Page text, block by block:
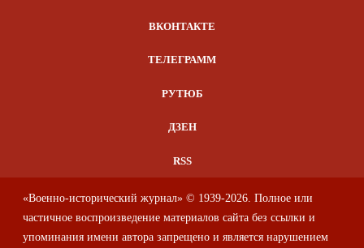
ВКОНТАКТЕ
ТЕЛЕГРАММ
РУТЮБ
ДЗЕН
RSS
«Военно-исторический журнал» © 1939-2026. Полное или
частичное воспроизведение материалов сайта без ссылки и
упоминания имени автора запрещено и является нарушением